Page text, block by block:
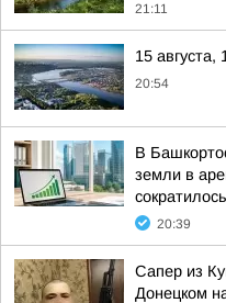
21:11
15
20:54
В
земли в
20:39
Сапер из
Донецком